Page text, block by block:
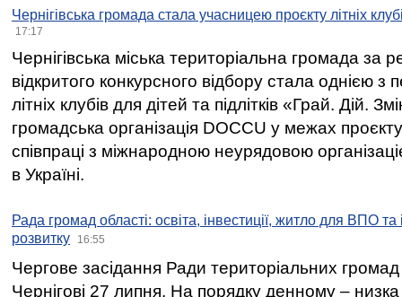
Чернігівська громада стала учасницею проєкту літніх
17:17
Чернігівська міська територіальна громада за
відкритого конкурсного відбору стала однією
літніх клубів для дітей та підлітків «Грай. Дій.
громадська організація DOCCU у межах
співпраці з міжнародною неурядовою
в Україні.
Рада громад області: освіта, інвестиції, житло для ВПО
розвитку
16:55
Чергове засідання Ради територіальних громад
Чернігові 27 липня. На порядку денному –